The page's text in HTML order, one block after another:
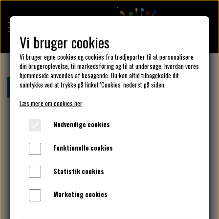
KULÖR DESIGN
DESIGN DIN KJOLE
UNIKA PAKKER
KLAR PARAT
Forside Bomuldsjersey - Panel med blomster paraply
Vi bruger cookies
Vi bruger egne cookies og cookies fra tredjeparter til at personalisere
din brugeroplevelse, til markedsføring og til at undersøge, hvordan vores
hjemmeside anvendes af besøgende. Du kan altid tilbagekalde dit
samtykke ved at trykke på linket 'Cookies' nederst på siden.
Læs mere om cookies her
Nødvendige cookies
Funktionelle cookies
Statistik cookies
Marketing cookies